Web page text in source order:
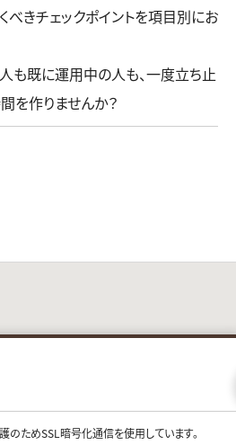
べきチェックポイントを項目別にお
も既に運用中の人も、一度立ち止
を作りませんか？
のためSSL暗号化通信を使用しています。